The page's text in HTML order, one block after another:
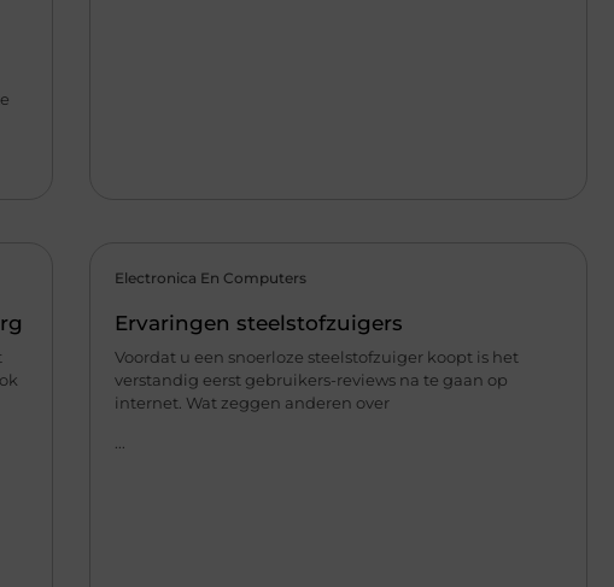
Electronica En Computers
Ervaringen steelstofzuigers
Voordat u een snoerloze steelstofzuiger koopt is het
verstandig eerst gebruikers-reviews na te gaan op
internet. Wat zeggen anderen over